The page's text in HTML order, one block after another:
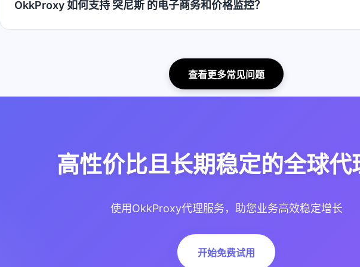
OkkProxy 如何支持 突尼斯 的电子商务和价格监控？
查看更多常见问题
高性价比且长期稳定的全球代
使用OkkProxy代理服务，助您业务高效稳定增长
开始免费试用